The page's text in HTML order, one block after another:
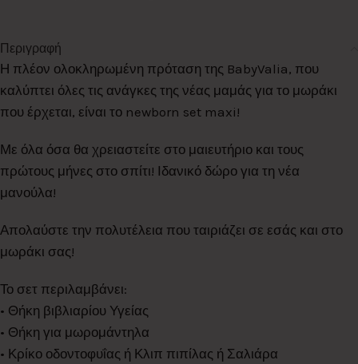
Περιγραφή
Η πλέον ολοκληρωμένη πρόταση της BabyValia, που
καλύπτει όλες τις ανάγκες της νέας μαμάς για το μωράκι
που έρχεται, είναι το newborn set maxi!
Με όλα όσα θα χρειαστείτε στο μαιευτήριο και τους
πρώτους μήνες στο σπίτι! Ιδανικό δώρο για τη νέα
μανούλα!
Απολαύστε την πολυτέλεια που ταιριάζει σε εσάς και στο
μωράκι σας!
Το σετ περιλαμβάνει:
• Θήκη βιβλιαρίου Υγείας
• Θήκη για μωρομάντηλα
• Κρίκο οδοντοφυΐας ή Κλιπ πιπίλας ή Σαλιάρα